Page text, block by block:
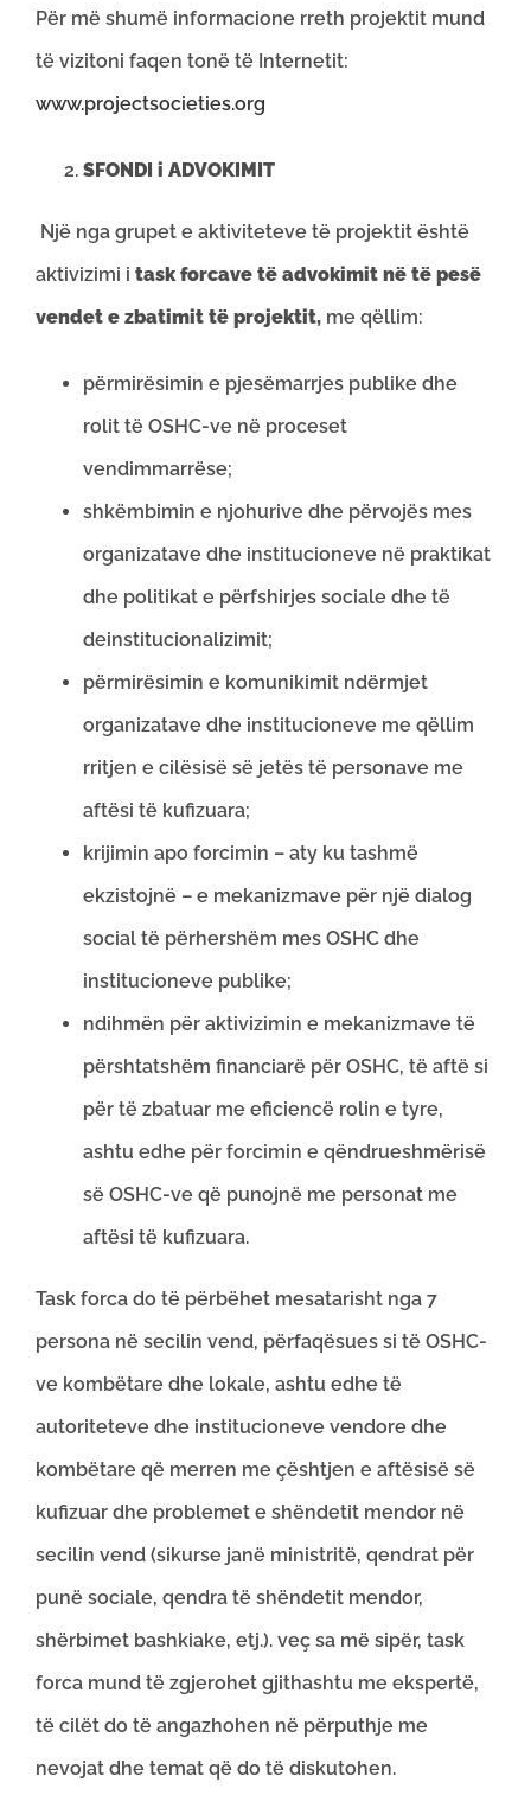
Për më shumë informacione rreth projektit mund
të vizitoni faqen tonë të Internetit:
www.projectsocieties.org
SFONDI i ADVOKIMIT
Një nga grupet e aktiviteteve të projektit është
aktivizimi i task forcave të advokimit në të pesë
vendet e zbatimit të projektit, me qëllim:
përmirësimin e pjesëmarrjes publike dhe
rolit të OSHC-ve në proceset
vendimmarrëse;
shkëmbimin e njohurive dhe përvojës mes
organizatave dhe institucioneve në praktikat
dhe politikat e përfshirjes sociale dhe të
deinstitucionalizimit;
përmirësimin e komunikimit ndërmjet
organizatave dhe institucioneve me qëllim
rritjen e cilësisë së jetës të personave me
aftësi të kufizuara;
krijimin apo forcimin – aty ku tashmë
ekzistojnë – e mekanizmave për një dialog
social të përhershëm mes OSHC dhe
institucioneve publike;
ndihmën për aktivizimin e mekanizmave të
përshtatshëm financiarë për OSHC, të aftë si
për të zbatuar me eficiencë rolin e tyre,
ashtu edhe për forcimin e qëndrueshmërisë
së OSHC-ve që punojnë me personat me
aftësi të kufizuara.
Task forca do të përbëhet mesatarisht nga 7
persona në secilin vend, përfaqësues si të OSHC-
ve kombëtare dhe lokale, ashtu edhe të
autoriteteve dhe institucioneve vendore dhe
kombëtare që merren me çështjen e aftësisë së
kufizuar dhe problemet e shëndetit mendor në
secilin vend (sikurse janë ministritë, qendrat për
punë sociale, qendra të shëndetit mendor,
shërbimet bashkiake, etj.). veç sa më sipër, task
forca mund të zgjerohet gjithashtu me ekspertë,
të cilët do të angazhohen në përputhje me
nevojat dhe temat që do të diskutohen.